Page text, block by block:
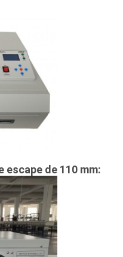
escape de 110 mm: